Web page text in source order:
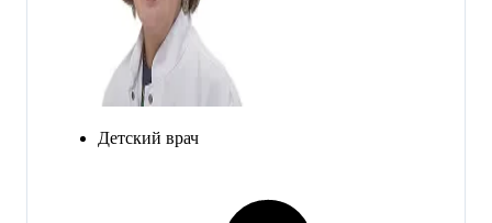
Детский врач